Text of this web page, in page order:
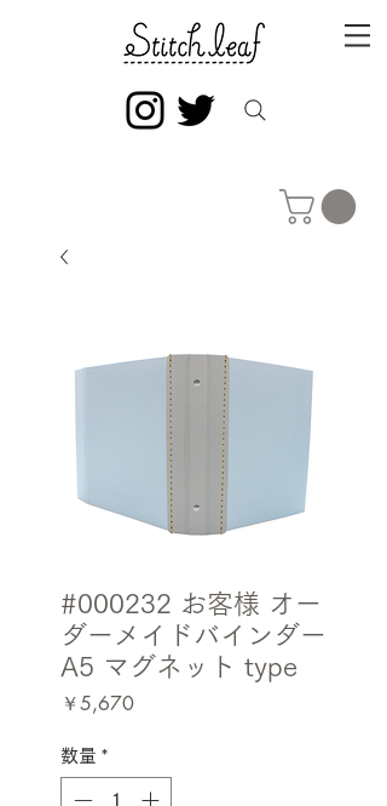
#000232 お客様 オー
ダーメイドバインダー
A5 マグネット type
￥5,670価
数量 *